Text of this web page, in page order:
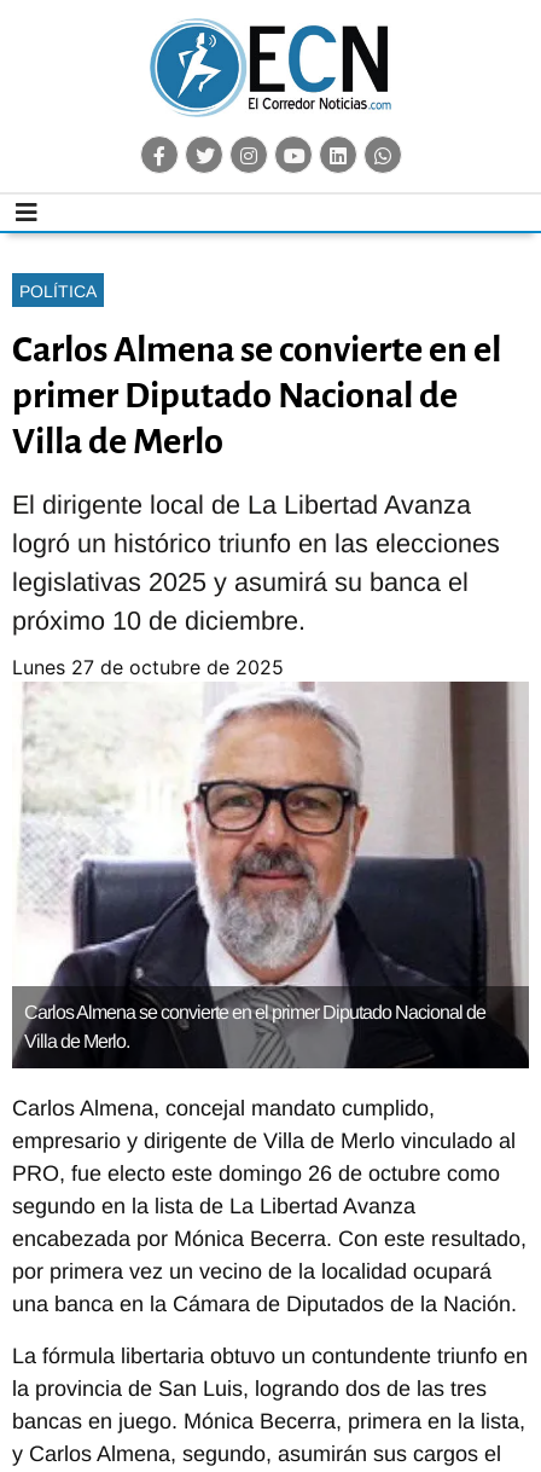
POLÍTICA
Carlos Almena se convierte en el
primer Diputado Nacional de
Villa de Merlo
El dirigente local de La Libertad Avanza
logró un histórico triunfo en las elecciones
legislativas 2025 y asumirá su banca el
próximo 10 de diciembre.
lunes 27 de octubre de 2025
Carlos Almena se convierte en el primer Diputado Nacional de
Villa de Merlo.
Carlos Almena, concejal mandato cumplido,
empresario y dirigente de Villa de Merlo vinculado al
PRO, fue electo este domingo 26 de octubre como
segundo en la lista de La Libertad Avanza
encabezada por Mónica Becerra. Con este resultado,
por primera vez un vecino de la localidad ocupará
una banca en la Cámara de Diputados de la Nación.
La fórmula libertaria obtuvo un contundente triunfo en
la provincia de San Luis, logrando dos de las tres
bancas en juego. Mónica Becerra, primera en la lista,
y Carlos Almena, segundo, asumirán sus cargos el